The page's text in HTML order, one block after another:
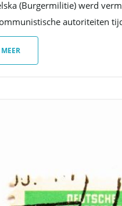
(Burgermilitie) werd
autoriteiten
MEER